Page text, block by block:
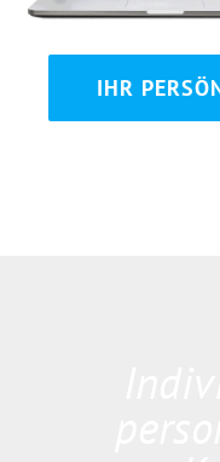
IHR